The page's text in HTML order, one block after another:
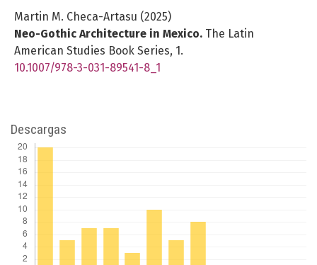
Martin M. Checa-Artasu (2025)
Neo-Gothic Architecture in Mexico. The Latin
American Studies Book Series, 1.
10.1007/978-3-031-89541-8_1
Descargas